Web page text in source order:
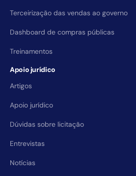
Terceirização das vendas ao governo
Dashboard de compras públicas
Treinamentos
Apoio jurídico
Artigos
Apoio jurídico
Dúvidas sobre licitação
Entrevistas
Notícias